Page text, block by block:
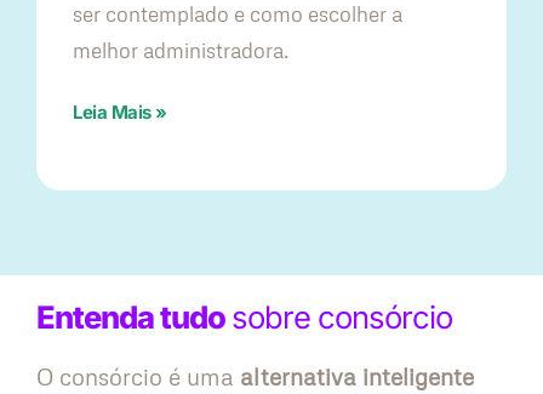
ser contemplado e como escolher a
melhor administradora.
Leia Mais »
Entenda tudosobre consórcio
O consórcio é uma alternativa inteligente